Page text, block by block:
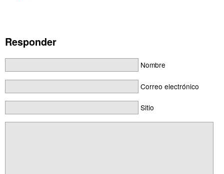
Responder
Nombre
Correo electrónico
Sitio